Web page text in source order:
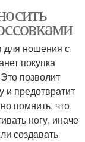
для ношения с
покупка
позволит
и предотвратит
помнить, что
ногу, иначе
создавать